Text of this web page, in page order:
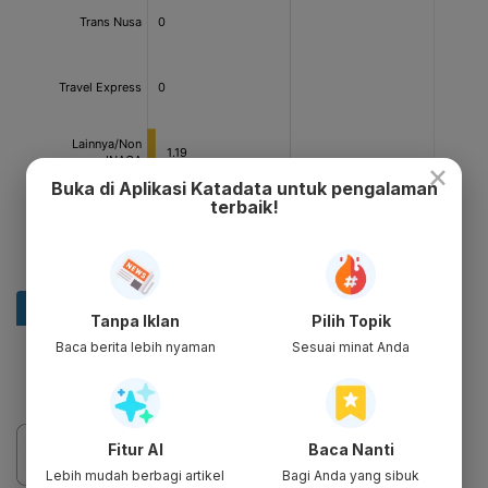
×
Buka di Aplikasi Katadata untuk pengalaman
terbaik!
Tanpa Iklan
Baca berita lebih nyaman
Pilih Topik
Sesuai minat Anda
Fitur AI
Lebih mudah berbagi artikel
Baca Nanti
Bagi Anda yang sibuk